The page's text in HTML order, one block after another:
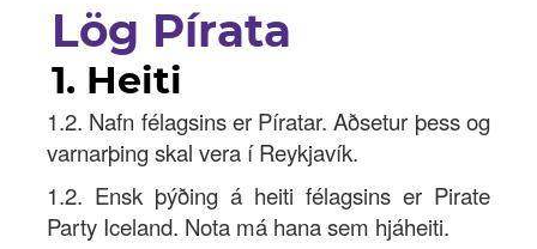
Málaflokkar
Samþykktir
Grasrótarinn
Fréttavefur
Lög Pírata
1. Heiti
1.2. Nafn félagsins er Píratar. Aðsetur þess og
varnarþing skal vera í Reykjavík.
1.2. Ensk þýðing á heiti félagsins er Pirate
Party Iceland. Nota má hana sem hjáheiti.